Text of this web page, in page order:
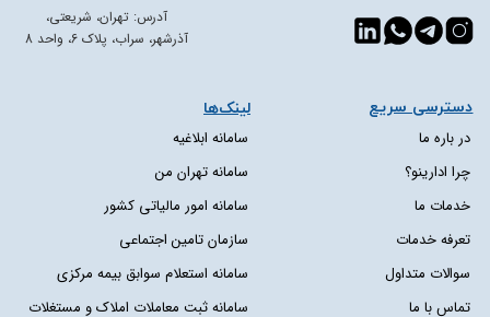
در باره ما
چرا ادارینو؟
خدمات ما
تعرفه خدمات
سوالات متداول
تماس با ما
دسترسی سریع​​​​​​​ لینک‌ها
سامانه ابلاغیه
سامانه تهران من
سامانه امور مالیاتی کشور
سازمان تامین اجتماعی
سامانه استعلام سوابق بیمه مرکزی
سامانه ثبت معاملات املاک و مستغلات
آدرس: تهران، شریعتی،
آذرشهر، سراب، پلاک 6، واحد 8